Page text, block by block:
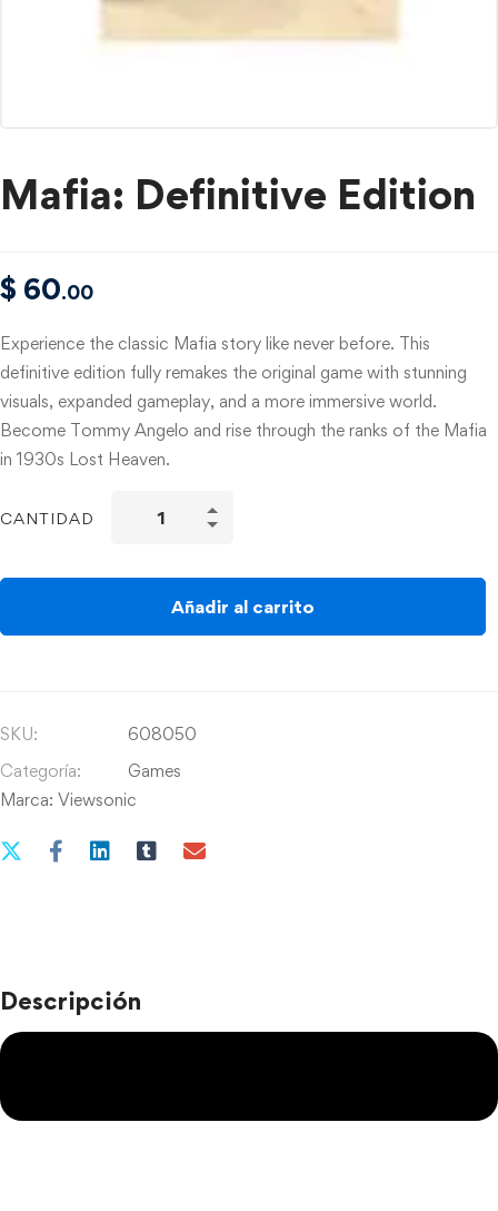
Mafia: Definitive Edition
$ 60.00
Experience the classic Mafia story like never before. This
definitive edition fully remakes the original game with stunning
visuals, expanded gameplay, and a more immersive world.
Become Tommy Angelo and rise through the ranks of the Mafia
in 1930s Lost Heaven.
CANTIDAD
Añadir al carrito
SKU:
608050
Categoría:
Games
Marca: Viewsonic
Descripción